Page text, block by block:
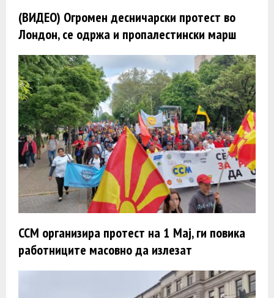
(ВИДЕО) Огромен десничарски протест во
Лондон, се одржа и пропалестински марш
ССМ организира протест на 1 Мај, ги повика
работниците масовно да излезат